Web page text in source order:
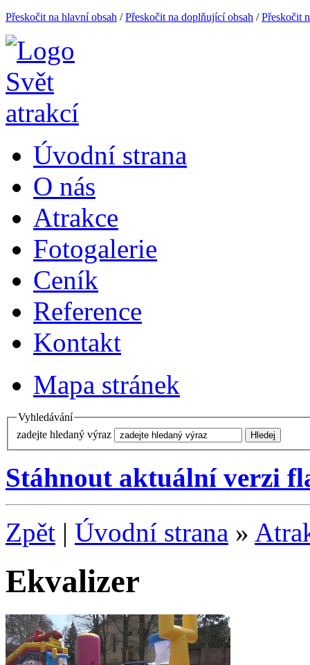
Přeskočit na hlavní obsah /Přeskočit na doplňující obsah /Přeskočit
Úvodní strana
O nás
Atrakce
Fotogalerie
Ceník
Reference
Kontakt
Mapa stránek
Vyhledávání
zadejte hledaný výraz
Stáhnout aktuální verzi
Zpět | Úvodní strana »
Ekvalizer